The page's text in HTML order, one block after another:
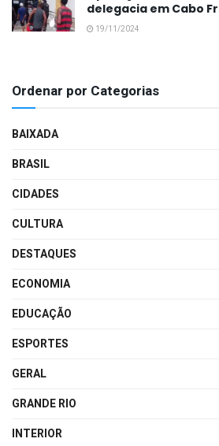
delegacia em Cabo
19/11/2024
Ordenar por Categorias
BAIXADA
BRASIL
CIDADES
CULTURA
DESTAQUES
ECONOMIA
EDUCAÇÃO
ESPORTES
GERAL
GRANDE RIO
INTERIOR